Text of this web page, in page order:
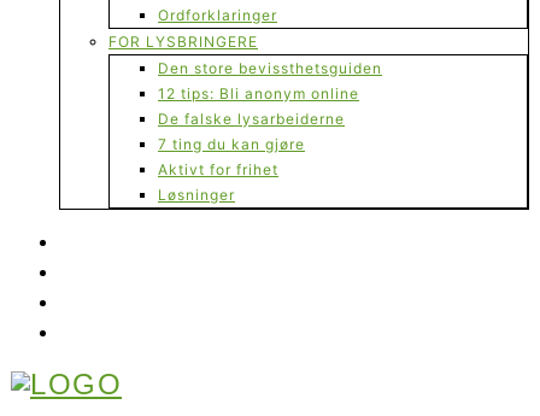
Ordforklaringer
FOR LYSBRINGERE
Den store bevissthetsguiden
12 tips: Bli anonym online
De falske lysarbeiderne
7 ting du kan gjøre
Aktivt for frihet
Løsninger